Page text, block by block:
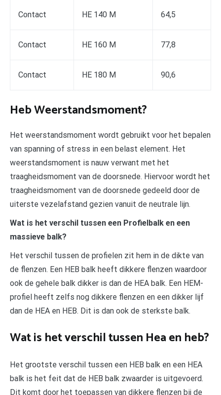
Contact HE 140 M 64,5
Contact HE 160 M 77,8
Contact HE 180 M 90,6
Heb Weerstandsmoment?
Het weerstandsmoment wordt gebruikt voor het bepalen
van spanning of stress in een belast element. Het
weerstandsmoment is nauw verwant met het
traagheidsmoment van de doorsnede. Hiervoor wordt het
traagheidsmoment van de doorsnede gedeeld door de
uiterste vezelafstand gezien vanuit de neutrale lijn.
Wat is het verschil tussen een Profielbalk en een
massieve balk?
Het verschil tussen de profielen zit hem in de dikte van
de flenzen. Een HEB balk heeft dikkere flenzen waardoor
ook de gehele balk dikker is dan de HEA balk. Een HEM-
profiel heeft zelfs nog dikkere flenzen en een dikker lijf
dan de HEA en HEB. Dit is dan ook de sterkste balk.
Wat is het verschil tussen Hea en heb?
Het grootste verschil tussen een HEB balk en een HEA
balk is het feit dat de HEB balk zwaarder is uitgevoerd.
Dit komt door het toepassen van dikkere flenzen bij de